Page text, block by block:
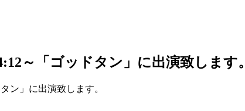
～「ゴッドタン」に出演致します。
ン」に出演致します。